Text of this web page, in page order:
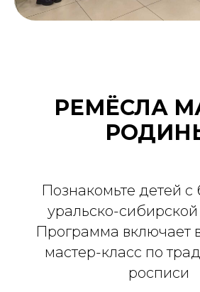
РЕМЁСЛА
Познакомьте детей с
уральско-сибирской
Программа включает
мастер-класс по
росписи